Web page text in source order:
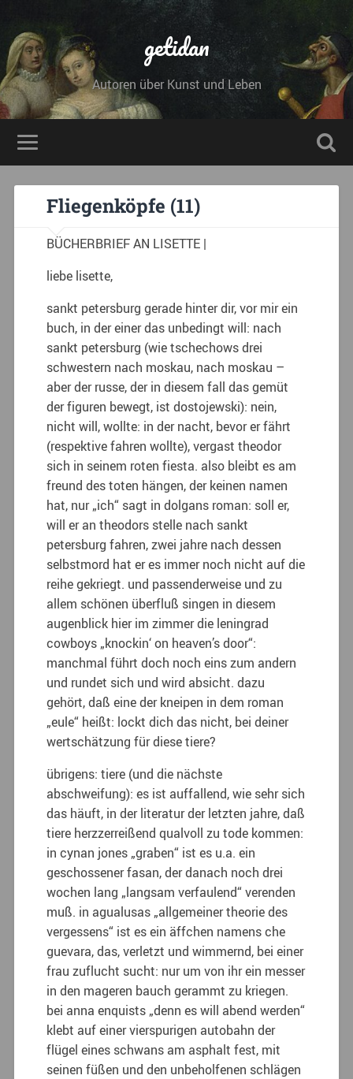
getidan
Autoren über Kunst und Leben
Fliegenköpfe (11)
BÜCHERBRIEF AN LISETTE |
liebe lisette,
sankt petersburg gerade hinter dir, vor mir ein
buch, in der einer das unbedingt will: nach
sankt petersburg (wie tschechows drei
schwestern nach moskau, nach moskau –
aber der russe, der in diesem fall das gemüt
der figuren bewegt, ist dostojewski): nein,
nicht will, wollte: in der nacht, bevor er fährt
(respektive fahren wollte), vergast theodor
sich in seinem roten fiesta. also bleibt es am
freund des toten hängen, der keinen namen
hat, nur „ich“ sagt in dolgans roman: soll er,
will er an theodors stelle nach sankt
petersburg fahren, zwei jahre nach dessen
selbstmord hat er es immer noch nicht auf die
reihe gekriegt. und passenderweise und zu
allem schönen überfluß singen in diesem
augenblick hier im zimmer die leningrad
cowboys „knockin‘ on heaven’s door“:
manchmal führt doch noch eins zum andern
und rundet sich und wird absicht. dazu
gehört, daß eine der kneipen in dem roman
„eule“ heißt: lockt dich das nicht, bei deiner
wertschätzung für diese tiere?
übrigens: tiere (und die nächste
abschweifung): es ist auffallend, wie sehr sich
das häuft, in der literatur der letzten jahre, daß
tiere herzzerreißend qualvoll zu tode kommen:
in cynan jones „graben“ ist es u.a. ein
geschossener fasan, der danach noch drei
wochen lang „langsam verfaulend“ verenden
muß. in agualusas „allgemeiner theorie des
vergessens“ ist es ein äffchen namens che
guevara, das, verletzt und wimmernd, bei einer
frau zuflucht sucht: nur um von ihr ein messer
in den mageren bauch gerammt zu kriegen.
bei anna enquists „denn es will abend werden“
klebt auf einer vierspurigen autobahn der
flügel eines schwans am asphalt fest, mit
seinen füßen und den unbeholfenen schlägen